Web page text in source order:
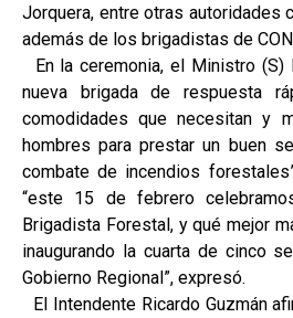
Jorquera, entre otras autoridades
además de los brigadistas de
En la ceremonia, el Ministro (S)
nueva brigada de respuesta
comodidades que necesitan y
hombres para prestar un buen
combate de incendios
“este 15 de febrero
Brigadista Forestal, y qué mejor
inaugurando la cuarta de cinco
Gobierno Regional”, expresó.
El Intendente Ricardo Guzmán